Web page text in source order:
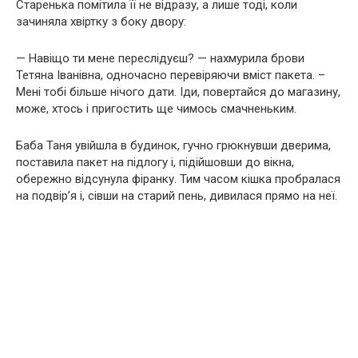
Старенька помітила її не відразу, а лише тоді, коли
зачиняла хвіртку з боку двору:
— Навіщо ти мене переслідуєш? — нахмурила брови
Тетяна Іванівна, одночасно перевіряючи вміст пакета. –
Мені тобі більше нічого дати. Іди, повертайся до магазину,
може, хтось і пригостить ще чимось смачненьким.
Баба Таня увійшла в будинок, гучно грюкнувши дверима,
поставила пакет на підлогу і, підійшовши до вікна,
обережно відсунула фіранку. Тим часом кішка пробралася
на подвір’я і, сівши на старий пень, дивилася прямо на неї.